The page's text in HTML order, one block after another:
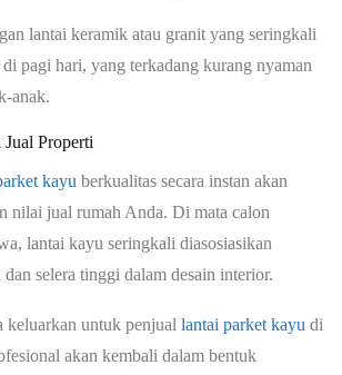
lantai keramik atau granit yang seringkali
pagi hari, yang terkadang kurang nyaman
anak.
Properti
kayu berkualitas secara instan akan
nilai jual rumah Anda. Di mata calon
lantai kayu seringkali diasosiasikan
selera tinggi dalam desain interior.
keluarkan untuk penjual lantai parket kayu di
akan kembali dalam bentuk